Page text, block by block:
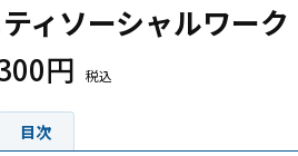
ィソーシャルワーク
円
目次